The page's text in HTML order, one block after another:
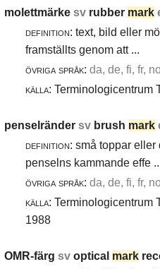
molettmärke sv rubber mark
definition: text, bild eller
framställts genom att ...
övriga språk: da, de, fi, fr,
källa: Terminologicentrum
penselränder sv brush mark
definition: små toppar eller
penselns kammande effe
övriga språk: da, de, fi, fr,
källa: Terminologicentrum
1988
OMR-färg sv optical mark